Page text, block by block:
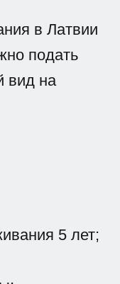
в Латвии
подать
вид на
5 лет;